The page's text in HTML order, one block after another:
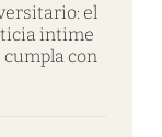
el
intime
cumpla con